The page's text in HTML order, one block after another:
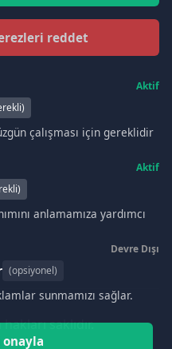
saklıdır.
reddet
Aktif
çalışması için gereklidir
Aktif
anlamamıza yardımcı
Devre Dışı
(opsiyonel)
sunmamızı sağlar.